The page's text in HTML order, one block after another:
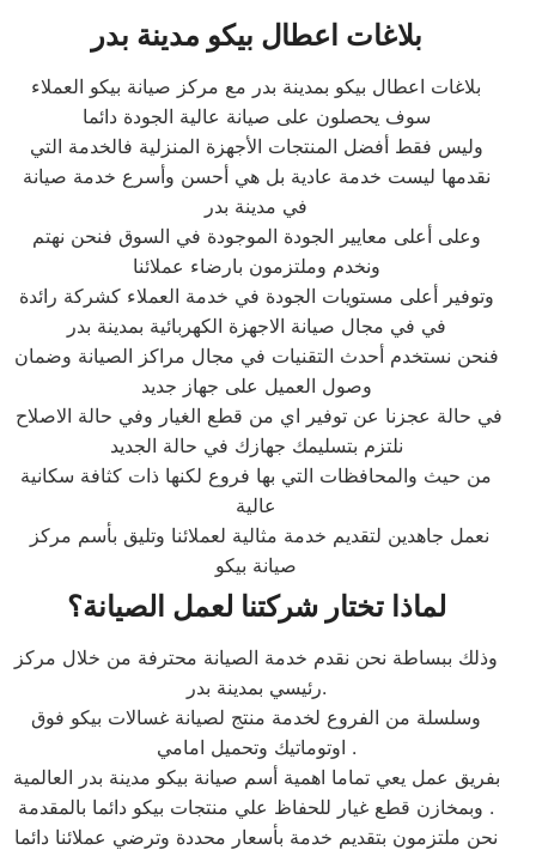
بلاغات اعطال بيكو مدينة بدر
بلاغات اعطال بيكو بمدينة بدر مع مركز صيانة بيكو العملاء
سوف يحصلون على صيانة عالية الجودة دائما
وليس فقط أفضل المنتجات الأجهزة المنزلية فالخدمة التي
نقدمها ليست خدمة عادية بل هي أحسن وأسرع خدمة صيانة
في مدينة بدر
وعلى أعلى معايير الجودة الموجودة في السوق فنحن نهتم
ونخدم وملتزمون بارضاء عملائنا
وتوفير أعلى مستويات الجودة في خدمة العملاء كشركة رائدة
في في مجال صيانة الاجهزة الكهربائية بمدينة بدر
فنحن نستخدم أحدث التقنيات في مجال مراكز الصيانة وضمان
وصول العميل على جهاز جديد
نلتزم بتسليمك جهازك في حالة الجديد
من حيث والمحافظات التي بها فروع لكنها ذات كثافة سكانية
عالية
صيانة بيكو
لماذا تختار شركتنا لعمل الصيانة؟
وذلك ببساطة نحن نقدم خدمة الصيانة محترفة من خلال مركز
رئيسي بمدينة بدر.
وسلسلة من الفروع لخدمة منتج لصيانة غسالات بيكو فوق
اوتوماتيك وتحميل امامي .
بفريق عمل يعي تماما اهمية أسم صيانة بيكو مدينة بدر العالمية
وبمخازن قطع غيار للحفاظ علي منتجات بيكو دائما بالمقدمة .
نحن ملتزمون بتقديم خدمة بأسعار محددة وترضي عملائنا دائما